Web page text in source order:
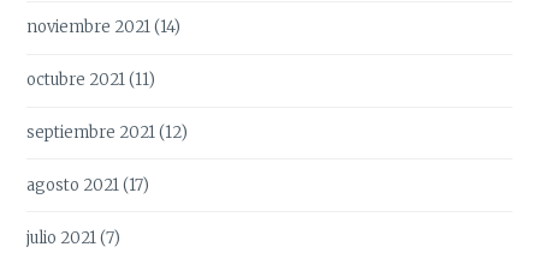
noviembre 2021(14)
octubre 2021(11)
septiembre 2021(12)
agosto 2021(17)
julio 2021(7)